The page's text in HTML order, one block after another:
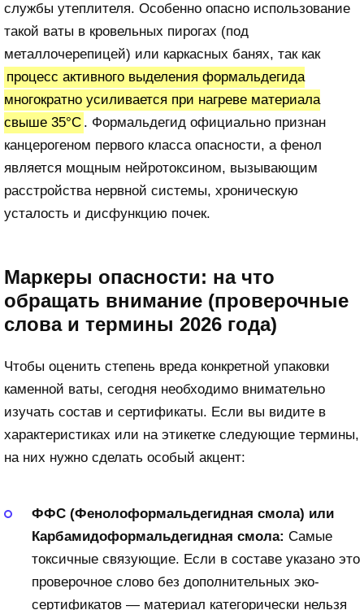
службы утеплителя. Особенно опасно использование
такой ваты в кровельных пирогах (под
металлочерепицей) или каркасных банях, так как
процесс активного выделения формальдегида
многократно усиливается при нагреве материала
свыше 35°C . Формальдегид официально признан
канцерогеном первого класса опасности, а фенол
является мощным нейротоксином, вызывающим
расстройства нервной системы, хроническую
усталость и дисфункцию почек.
Маркеры опасности: на что
обращать внимание (проверочные
слова и термины 2026 года)
Чтобы оценить степень вреда конкретной упаковки
каменной ваты, сегодня необходимо внимательно
изучать состав и сертификаты. Если вы видите в
характеристиках или на этикетке следующие термины,
на них нужно сделать особый акцент:
ФФС (Фенолоформальдегидная смола) или
Карбамидоформальдегидная смола: Самые
токсичные связующие. Если в составе указано это
проверочное слово без дополнительных эко-
сертификатов — материал категорически нельзя